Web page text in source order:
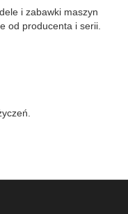
i zabawki maszyn
od producenta i serii.